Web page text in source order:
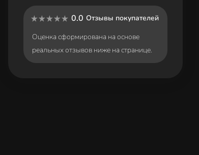
0.0 Отзывы покупателей
Оценка сформирована на основе
реальных отзывов ниже на странице.